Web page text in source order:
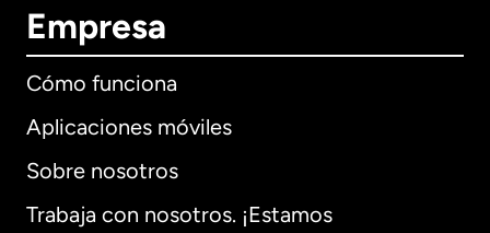
Empresa
Cómo funciona
Aplicaciones móviles
Sobre nosotros
Trabaja con nosotros. ¡Estamos